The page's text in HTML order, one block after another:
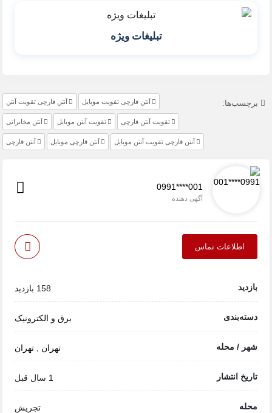
تبلیغات ویژه
برچسب‌ها: آنتن قارچی تقویت موبایل آنتن قارچی تقویت آنتن
تقویت آنتن قارچی تقویت آنتن موبایل آنتن مخابراتی
آنتن قارچی تقویت آنتن موبایل آنتن قارچی موبایل آنتن قارچی
0991****001
آگهی دهنده
اطلاعات تماس
بازدید 158 بازدید
دسته‌بندی برق و الکترونیک
شهر / محله تهران تهران
تاریخ انتشار 1 سال قبل
محله تجریش